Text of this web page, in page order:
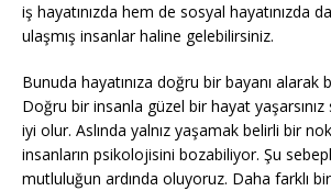
iş hayatınızda hem de sosyal hayatınızda
ulaşmış insanlar haline gelebilirsiniz.
Bunuda hayatınıza doğru bir bayanı alarak
Doğru bir insanla güzel bir hayat
iyi olur. Aslında yalnız yaşamak belirli bir
insanların psikolojisini bozabiliyor. Şu
mutluluğun ardında oluyoruz. Daha farklı